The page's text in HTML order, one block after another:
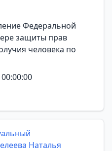
Федеральной
защиты прав
человека по
Наталья